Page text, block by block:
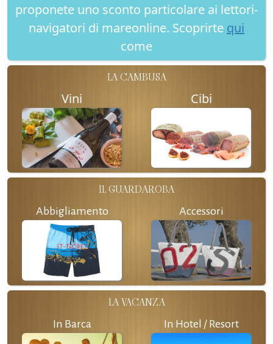
proponete uno sconto particolare ai lettori-
navigatori di mareonline. Scoprirte qui
come
LA CAMBUSA
Vini Cibi
IL GUARDAROBA
Abbigliamento Accessori
LA VACANZA
In Barca In Hotel / Resort